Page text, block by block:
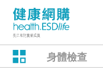
身體檢查